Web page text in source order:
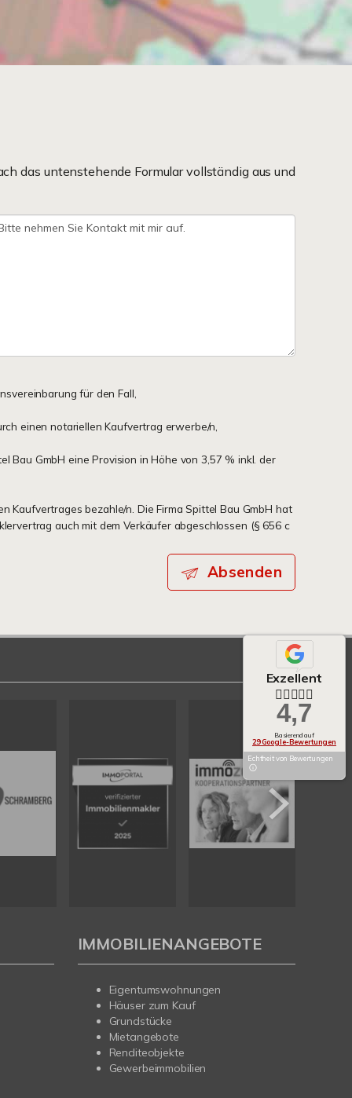
das untenstehende Formular vollständig aus und
für den Fall,
einen notariellen Kaufvertrag erwerbe/n,
Bau GmbH eine Provision in Höhe von 3,57 % inkl. der
Kaufvertrages bezahle/n. Die Firma Spittel Bau GmbH hat
auch mit dem Verkäufer abgeschlossen (§ 656 c
Absenden
Exzellent
4,7
Basierend auf
29 Google-Bewertungen
Echtheit von Bewertungen
IMMOBILIENANGEBOTE
Eigentumswohnungen
Häuser zum Kauf
Grundstücke
Mietangebote
Renditeobjekte
Gewerbeimmobilien